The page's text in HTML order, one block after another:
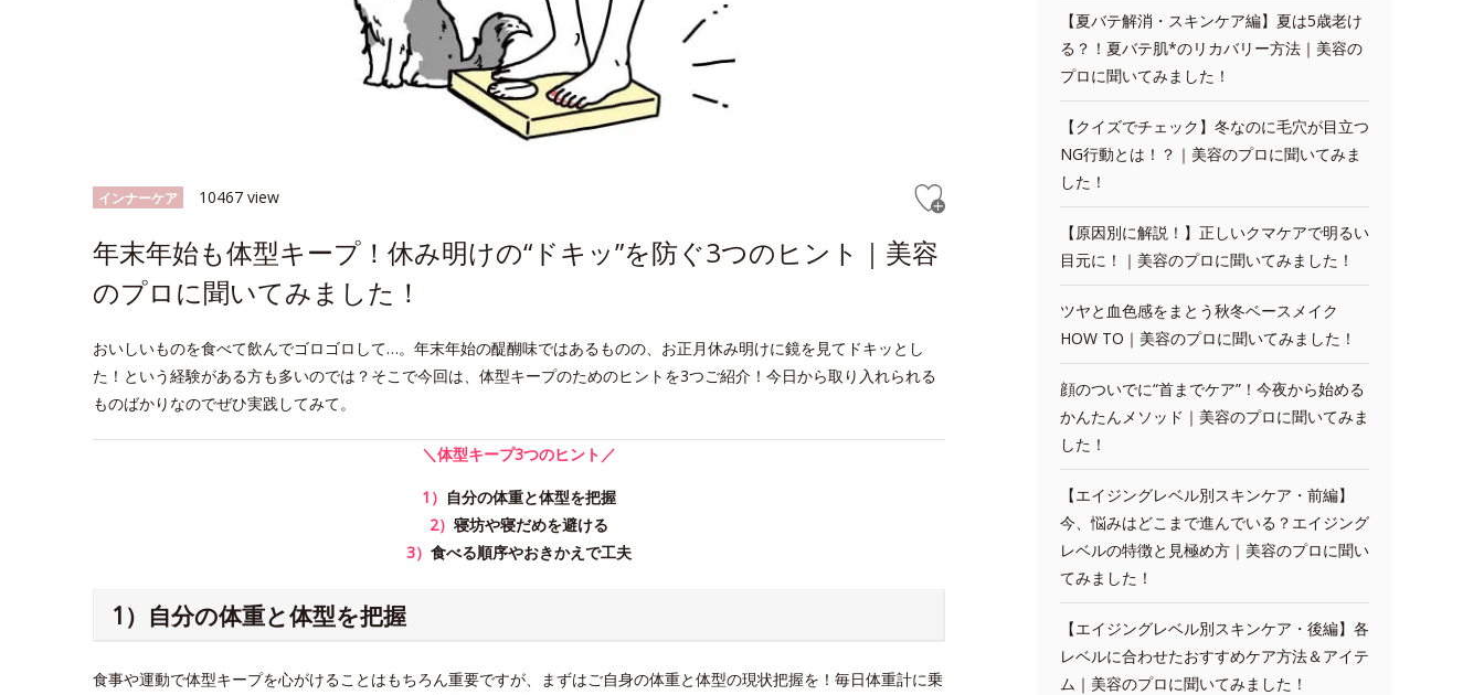
インナーケア 10467 view
年末年始も体型キープ！休み明けの“ドキッ”を防ぐ3つのヒント｜美容
のプロに聞いてみました！
おいしいものを食べて飲んでゴロゴロして…。年末年始の醍醐味ではあるものの、お正月休み明けに鏡を見てドキッとし
た！という経験がある方も多いのでは？そこで今回は、体型キープのためのヒントを3つご紹介！今日から取り入れられる
ものばかりなのでぜひ実践してみて。
＼体型キープ3つのヒント／
1） 自分の体重と体型を把握
2） 寝坊や寝だめを避ける
3） 食べる順序やおきかえで工夫
1）自分の体重と体型を把握
食事や運動で体型キープを心がけることはもちろん重要ですが、まずはご自身の体重と体型の現状把握を！毎日体重計に乗
【夏バテ解消・スキンケア編】夏は5歳老け
る？！夏バテ肌*のリカバリー方法｜美容の
プロに聞いてみました！
【クイズでチェック】冬なのに毛穴が目立つ
NG行動とは！？｜美容のプロに聞いてみま
した！
【原因別に解説！】正しいクマケアで明るい
目元に！｜美容のプロに聞いてみました！
ツヤと血色感をまとう秋冬ベースメイク
HOW TO｜美容のプロに聞いてみました！
顔のついでに“首までケア”！今夜から始める
かんたんメソッド｜美容のプロに聞いてみま
した！
【エイジングレベル別スキンケア・前編】
今、悩みはどこまで進んでいる？エイジング
レベルの特徴と見極め方｜美容のプロに聞い
てみました！
【エイジングレベル別スキンケア・後編】各
レベルに合わせたおすすめケア方法＆アイテ
ム｜美容のプロに聞いてみました！